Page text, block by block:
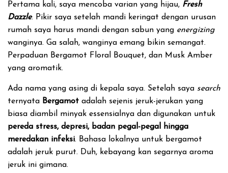
Pertama kali, saya mencoba varian yang hijau, Fresh
Dazzle. Pikir saya setelah mandi keringat dengan urusan
rumah saya harus mandi dengan sabun yang energizing
wanginya. Ga salah, wanginya emang bikin semangat.
Perpaduan Bergamot Floral Bouquet, dan Musk Amber
yang aromatik.
Ada nama yang asing di kepala saya. Setelah saya search
ternyata Bergamot adalah sejenis jeruk-jerukan yang
biasa diambil minyak essensialnya dan digunakan untuk
pereda stress, depresi, badan pegal-pegal hingga
meredakan infeksi. Bahasa lokalnya untuk bergamot
adalah jeruk purut. Duh, kebayang kan segarnya aroma
jeruk ini gimana.